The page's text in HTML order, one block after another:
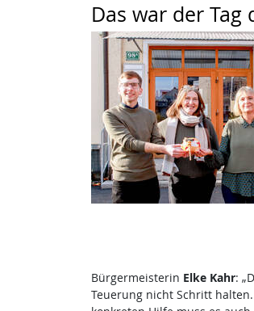
Das war der Tag
Bürgermeisterin Elke Kahr:
Teuerung nicht Schritt